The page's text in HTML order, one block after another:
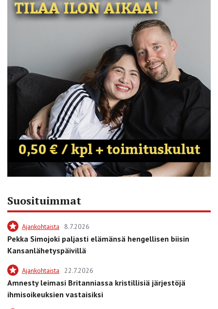
Suosituimmat
Ajankohtaista 8.7.2026
Pekka Simojoki paljasti elämänsä hengellisen biisin
Kansanlähetyspäivillä
Ajankohtaista 22.7.2026
Amnesty leimasi Britanniassa kristillisiä järjestöjä
ihmisoikeuksien vastaisiksi